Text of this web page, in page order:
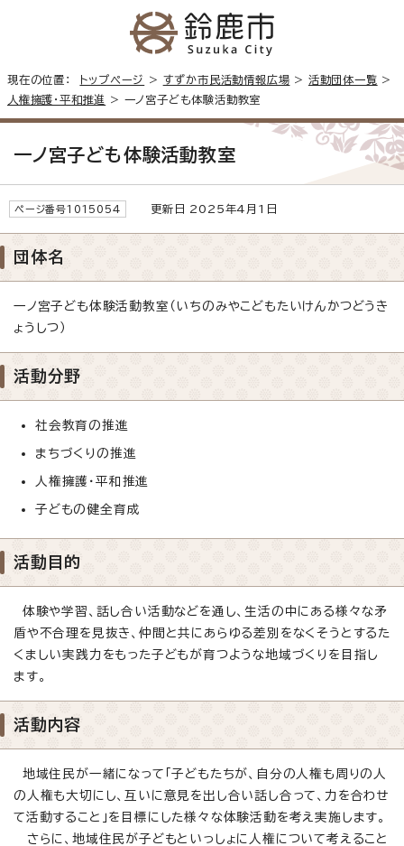
現在の位置： トップページ > すずか市民活動情報広場 > 活動団体一覧 >
人権擁護・平和推進
> 一ノ宮子ども体験活動教室
一ノ宮子ども体験活動教室
ページ番号1015054 更新日 2025年4月1日
団体名
一ノ宮子ども体験活動教室（いちのみやこどもたいけんかつどうき
ょうしつ）
活動分野
社会教育の推進
まちづくりの推進
人権擁護・平和推進
子どもの健全育成
活動目的
体験や学習、話し合い活動などを通し、生活の中にある様々な矛
盾や不合理を見抜き、仲間と共にあらゆる差別をなくそうとするた
くましい実践力をもった子どもが育つような地域づくりを目指し
ます。
活動内容
地域住民が一緒になって「子どもたちが、自分の人権も周りの人
の人権も大切にし、互いに意見を出し合い話し合って、力を合わせ
て活動すること」を目標にした様々な体験活動を考え実施します。
さらに、地域住民が子どもといっしょに人権について考えること